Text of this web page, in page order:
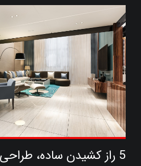
5 راز کشیدن ساده، طراحی مینیمال